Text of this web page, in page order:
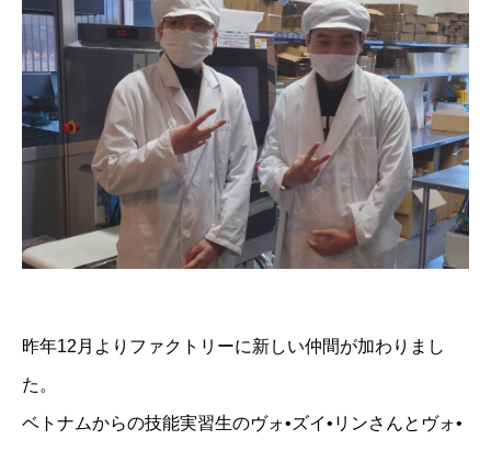
昨年12月よりファクトリーに新しい仲間が加わりまし
た。
ベトナムからの技能実習生のヴォ•ズイ•リンさんとヴォ•